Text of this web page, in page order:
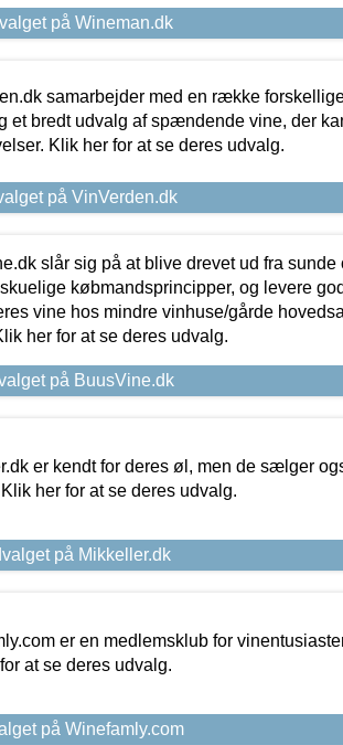
på Wineman.dk
samarbejder med en række
et bredt udvalg af spændende vine, der
Klik her for at se deres udvalg.
på VinVerden.dk
slår sig på at blive drevet ud fra sunde
købmandsprincipper, og levere
vine hos mindre vinhuse/gårde
her for at se deres udvalg.
på BuusVine.dk
er kendt for deres øl, men de sælger
her for at se deres udvalg.
på Mikkeller.dk
er en medlemsklub for
at se deres udvalg.
på Winefamly.com